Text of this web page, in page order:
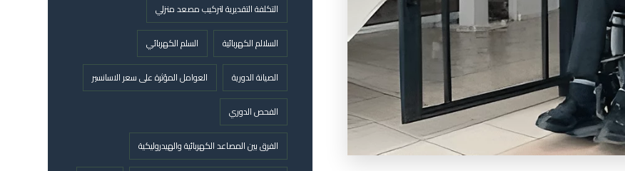
التكلفة التقديرية لتركيب مصعد منزلي
السلالم الكهربائية السلم الكهربائي
الصيانة الدورية العوامل المؤثرة على سعر الاسانسير
الفحص الدوري
الفرق بين المصاعد الكهربائية والهيدروليكية